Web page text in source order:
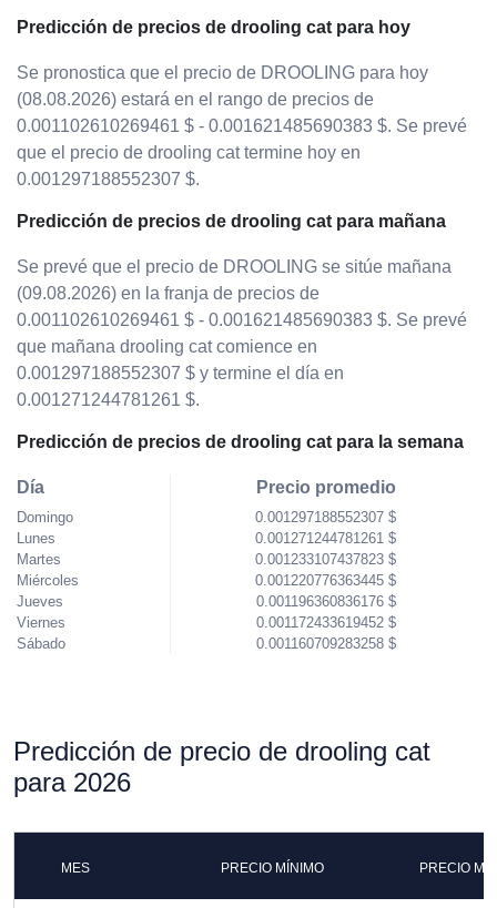
Predicción de precios de drooling cat para hoy
Se pronostica que el precio de DROOLING para hoy
(08.08.2026) estará en el rango de precios de
0.001102610269461 $ - 0.001621485690383 $. Se prevé
que el precio de drooling cat termine hoy en
0.001297188552307 $.
Predicción de precios de drooling cat para mañana
Se prevé que el precio de DROOLING se sitúe mañana
(09.08.2026) en la franja de precios de
0.001102610269461 $ - 0.001621485690383 $. Se prevé
que mañana drooling cat comience en
0.001297188552307 $ y termine el día en
0.001271244781261 $.
Predicción de precios de drooling cat para la semana
Día
Domingo
Lunes
Martes
Miércoles
Jueves
Viernes
Sábado
Precio promedio
0.001297188552307 $
0.001271244781261 $
0.001233107437823 $
0.001220776363445 $
0.001196360836176 $
0.001172433619452 $
0.001160709283258 $
Predicción de precio de drooling cat
para 2026
MES PRECIO MÍNIMO PRECIO